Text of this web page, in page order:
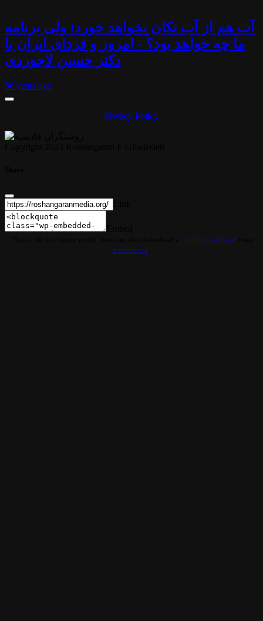
آب هم از آب تکان نخواهد خورد! ولی برنامه
ما چه خواهد بود؟ - امروز و فردای ایران با
دکتر حسین لاجوردی
56 years ago
Privacy Policy
complete websitefrom
archive.org